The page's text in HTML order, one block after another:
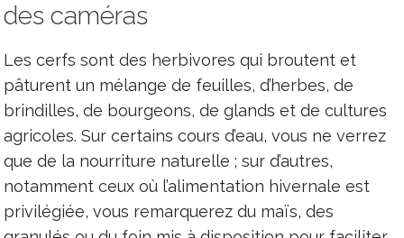
des caméras
Les cerfs sont des herbivores qui broutent et
pâturent un mélange de feuilles, d’herbes, de
brindilles, de bourgeons, de glands et de cultures
agricoles. Sur certains cours d’eau, vous ne verrez
que de la nourriture naturelle ; sur d’autres,
notamment ceux où l’alimentation hivernale est
privilégiée, vous remarquerez du maïs, des